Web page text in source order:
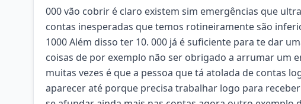
000 vão cobrir é claro existem sim emergências que
contas inesperadas que temos rotineiramente são
1000 Além disso ter 10. 000 já é suficiente para te dar
coisas de por exemplo não ser obrigado a arrumar um
muitas vezes é que a pessoa que tá atolada de contas
aparecer até porque precisa trabalhar logo para